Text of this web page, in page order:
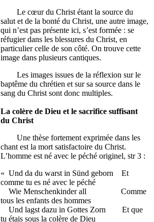
Le cœur du Christ étant la source du
salut et de la bonté du Christ, une autre image,
qui n’est pas présente ici, s’est formée : se
réfugier dans les blessures du Christ, en
particulier celle de son côté. On trouve cette
image dans plusieurs cantiques.
Les images issues de la réflexion sur le
baptême du chrétien et sur sa source dans le
sang du Christ sont donc multiples.
La colère de Dieu et le sacrifice suffisant
du Christ
Une thèse fortement exprimée dans les
chant est la mort satisfactoire du Christ.
L’homme est né avec le péché originel, str 3 :
« Und da du warst in Sünd geborn Et
comme tu es né avec le péché
Wie Menschenkinder all Comme
tous les enfants des hommes
Und lagst dazu in Gottes Zorn Et que
tu étais sous la colère de Dieu